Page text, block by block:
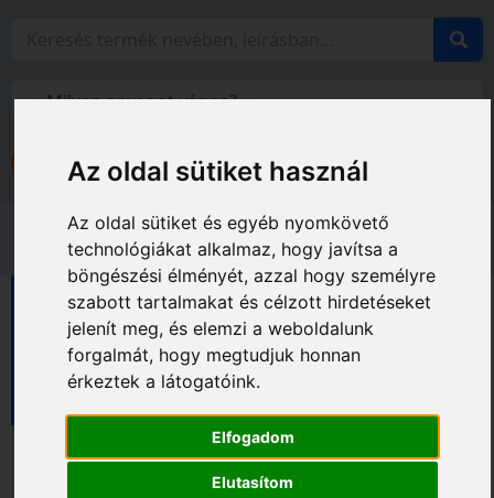
Az oldal sütiket használ
Az oldal sütiket és egyéb nyomkövető
technológiákat alkalmaz, hogy javítsa a
böngészési élményét, azzal hogy személyre
szabott tartalmakat és célzott hirdetéseket
jelenít meg, és elemzi a weboldalunk
forgalmát, hogy megtudjuk honnan
érkeztek a látogatóink.
Elfogadom
Elutasítom
Fiókom
Diatech vágótárcsák
Vágótárcsák fugavágóhoz
Beton vágótárcsák fugavágóhoz
Beton STANDARD vágótárcsák fugavágóhoz